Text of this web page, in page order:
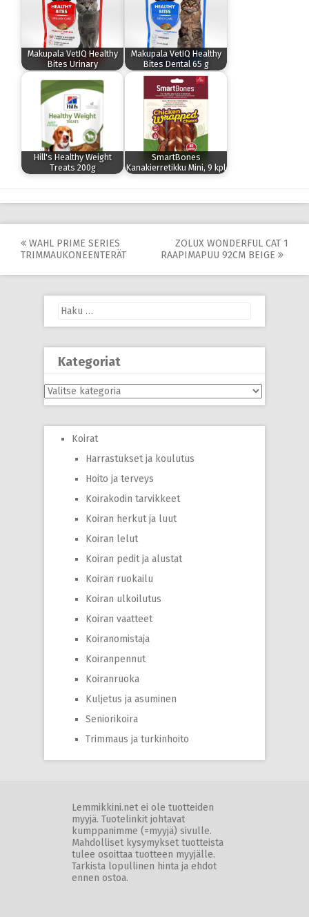
Makupala VetIQ Healthy
Bites Urinary
Makupala VetIQ Healthy
Bites Dental 65 g
Hill's Healthy Weight
Treats 200g
SmartBones
Kanakierretikku Mini, 9 kpl
Post
WAHL PRIME SERIES
TRIMMAUKONEENTERÄT
ZOLUX WONDERFUL CAT 1
RAAPIMAPUU 92CM BEIGE
Haku:
Kategoriat
Kategoriat
Koirat
Harrastukset ja koulutus
Hoito ja terveys
Koirakodin tarvikkeet
Koiran herkut ja luut
Koiran lelut
Koiran pedit ja alustat
Koiran ruokailu
Koiran ulkoilutus
Koiran vaatteet
Koiranomistaja
Koiranpennut
Koiranruoka
Kuljetus ja asuminen
Seniorikoira
Trimmaus ja turkinhoito
Lemmikkini.net ei ole tuotteiden
myyjä. Tuotelinkit johtavat
kumppanimme (=myyjä) sivulle.
Mahdolliset kysymykset tuotteista
tulee osoittaa tuotteen myyjälle.
Tarkista lopullinen hinta ja ehdot
ennen ostoa.